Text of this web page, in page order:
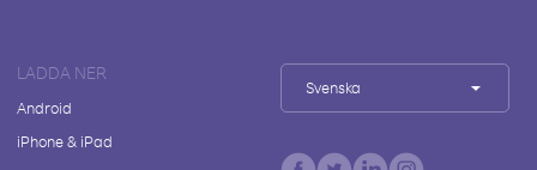
LADDA NER
Android
iPhone & iPad
Svenska